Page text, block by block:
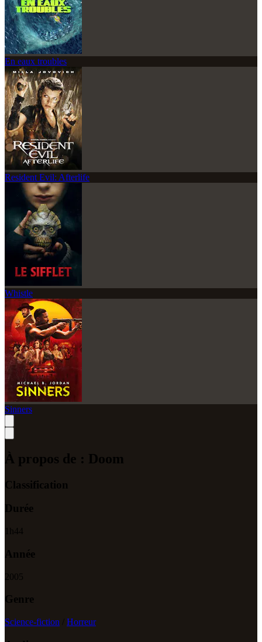
En eaux troubles
Resident Evil: Afterlife
Whistle
Sinners
À propos de : Doom
Classification
Durée
1 h44
Année
2005
Genre
Science-fiction Horreur